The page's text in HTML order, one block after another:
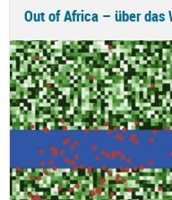
Out of Africa – über das